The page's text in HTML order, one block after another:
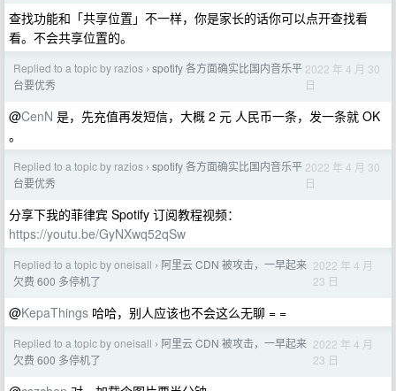
查找功能和「共享位置」不一样，你是家长的话你可以点开查找看
看。不会共享位置的。
Replied to a topic by razios › spotify 各方面确实比国内音乐平
台要优秀
2022 年 4 月 30
日
@CenN 是，先充值再发短信，大概 2 元 人民币一条，发一条就 OK
。
Replied to a topic by razios › spotify 各方面确实比国内音乐平
台要优秀
2022 年 4 月 30
日
分享下我的菲律宾 Spotify 订阅教程视频：
https://youtu.be/GyNXwq52qSw
Replied to a topic by oneisall › 阿里云 CDN 被攻击，一早起来
欠费 600 多停机了
2022 年 4 月
23 日
@KepaThings 哈哈，别人应该也不会这么无聊 = =
Replied to a topic by oneisall › 阿里云 CDN 被攻击，一早起来
欠费 600 多停机了
2022 年 4 月
23 日